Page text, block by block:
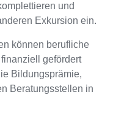
und
Exkursion ein.
können berufliche
gefördert
Bildungsprämie,
Beratungsstellen in